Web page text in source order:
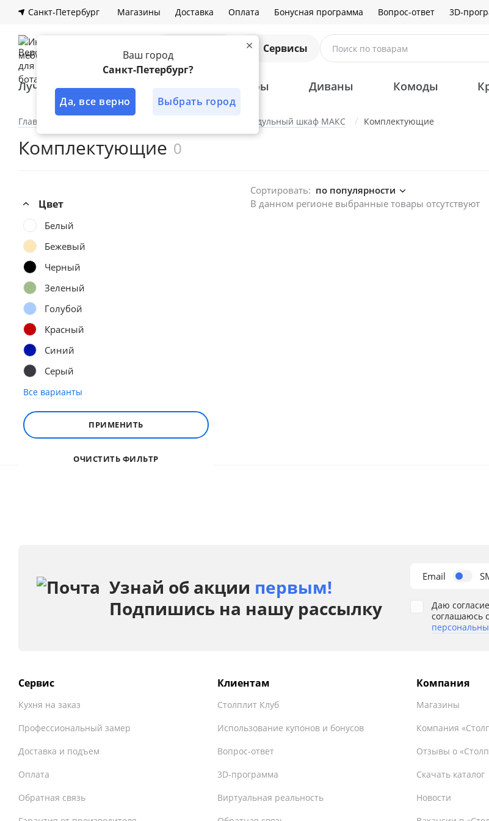
Ваш город
Санкт-Петербург?
Да, все верно Выбрать город
Санкт-Петербург Магазины Доставка Оплата Бонусная программа Вопрос-ответ 3D-
Сервисы Поиск по товарам
Лучшее решение Шкафы Диваны Комоды
Главная Модульный шкаф МАКС Комплектующие
Комплектующие 0
Цвет
Белый
Бежевый
Черный
Зеленый
Голубой
Красный
Синий
Серый
Все варианты
ПРИМЕНИТЬ
ОЧИСТИТЬ ФИЛЬТР
Сортировать: по популярности
В данном регионе выбранные товары отсутствуют
Узнай об акции первым!
Подпишись на нашу рассылку
Email
Даю
соглашаюсь с
Сервис
Кухня на заказ
Профессиональный замер
Доставка и подъем
Оплата
Обратная связь
Клиентам
Столплит Клуб
Использование купонов и бонусов
Вопрос-ответ
3D-программа
Виртуальная реальность
Компания
Магазины
Компания
Отзывы о
Скачать каталог
Новости